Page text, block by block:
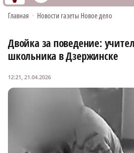
Главная • Новости газеты Новое дело
Двойка за поведение:
школьника в Дзержинске
12:21, 21.04.2026